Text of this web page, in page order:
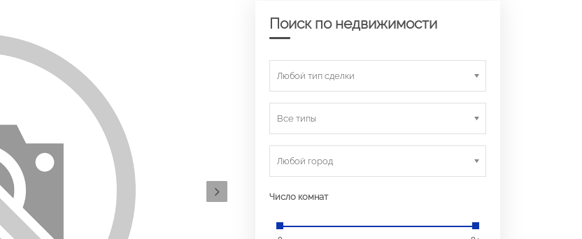
Поиск по недвижимости
Любой тип сделки
Все типы
Любой город
Число комнат